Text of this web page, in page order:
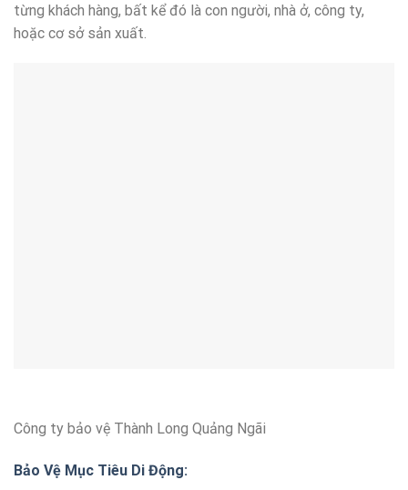
từng khách hàng, bất kể đó là con người, nhà ở, công ty,
hoặc cơ sở sản xuất.
Công ty bảo vệ Thành Long Quảng Ngãi
Bảo Vệ Mục Tiêu Di Động: